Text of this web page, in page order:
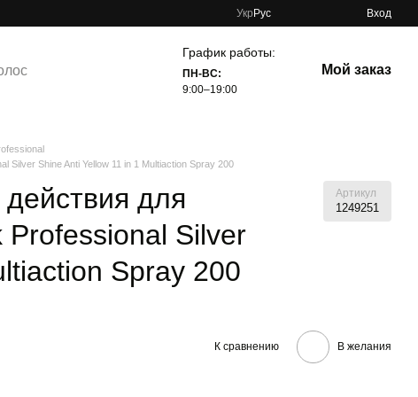
Укр Рус Вход
График работы:
ПН-ВС:
9:00–19:00
Мой заказ
Silver Shine Anti Yellow 11 in 1 Multiaction Spray 200
для
Professional Silver
Spray 200
Артикул
1249251
К сравнению В желания